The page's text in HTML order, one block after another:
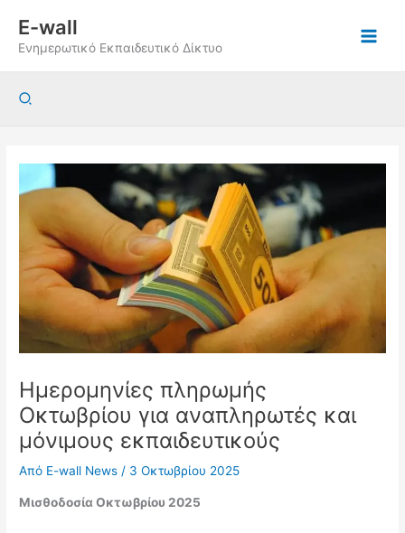
περιεχόμενο
E-wall
Ενημερωτικό Εκπαιδευτικό Δίκτυο
Αναζήτηση
Ημερομηνίες πληρωμής
Οκτωβρίου για αναπληρωτές και
μόνιμους εκπαιδευτικούς
Από E-wall News / 3 Οκτωβρίου 2025
Μισθοδοσία Οκτωβρίου 2025